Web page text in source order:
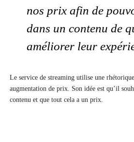
nos prix afin de
dans un contenu de
améliorer leur
Le service de streaming utilise une
augmentation de prix. Son idée est qu’il
contenu et que tout cela a un prix.